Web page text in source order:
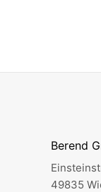
Berend
49835